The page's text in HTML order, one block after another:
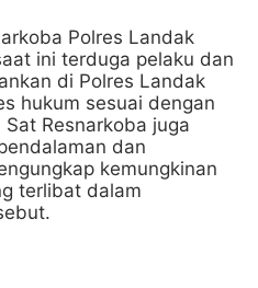
Polres Landak
ini terduga pelaku dan
di Polres Landak
hukum sesuai dengan
Resnarkoba juga
dan
kemungkinan
terlibat dalam